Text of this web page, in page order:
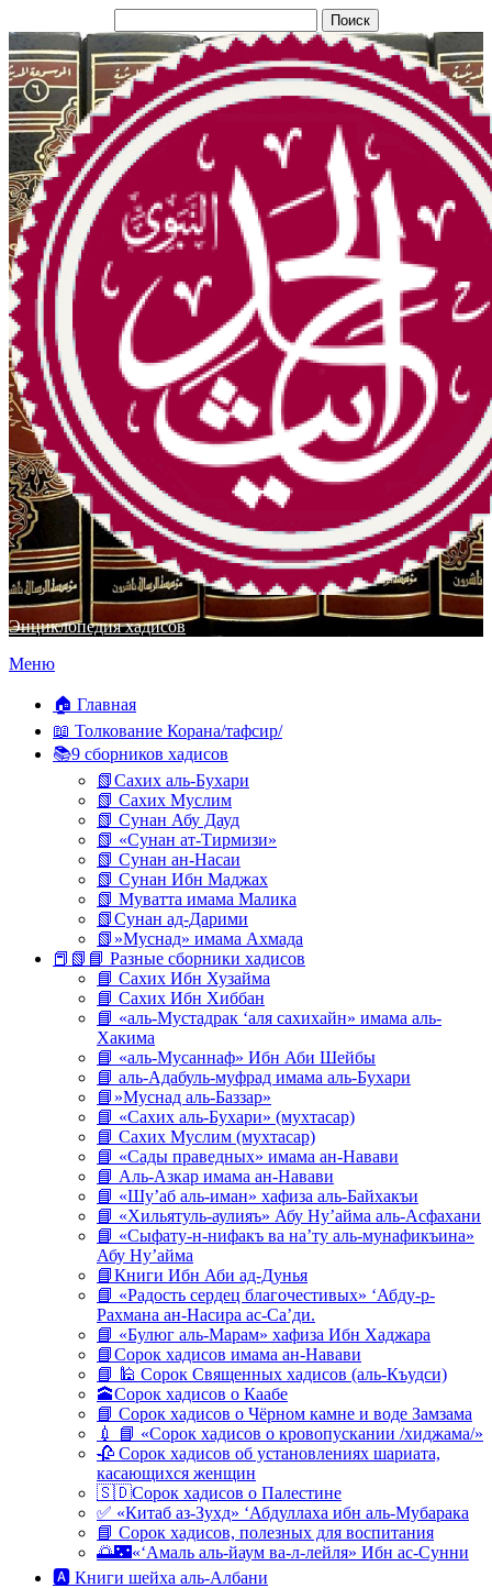
Энциклопедия хадисов
Перейти
содержимому
Меню
🏠 Главная
📖 Толкование Корана/тафсир/
📚9 сборников хадисов
📗Сахих аль-Бухари
📗 Сахих Муслим
📗 Сунан Абу Дауд
📗 «Сунан ат-Тирмизи»
📗 Сунан ан-Насаи
📗 Сунан Ибн Маджах
📗 Муватта имама Малика
📗Сунан ад-Дарими
📗»Муснад» имама Ахмада
📕📗📘 Разные сборники хадисов
📘 Сахих Ибн Хузайма
📘 Сахих Ибн Хиббан
📘 «аль-Мустадрак ‘аля сахихайн» имама аль-
Хакима
📘 «аль-Мусаннаф» Ибн Аби Шейбы
📘 аль-Адабуль-муфрад имама аль-Бухари
📘»Муснад аль-Баззар»
📘 «Сахих аль-Бухари» (мухтасар)
📘 Сахих Муслим (мухтасар)
📘 «Сады праведных» имама ан-Навави
📘 Аль-Азкар имама ан-Навави
📘 «Шу’аб аль-иман» хафиза аль-Байхакъи
📘 «Хильятуль-аулияъ» Абу Ну’айма аль-Асфахани
📘 «Сыфату-н-нифакъ ва на’ту аль-мунафикъина»
Абу Ну’айма
📘Книги Ибн Аби ад-Дунья
📘 «Радость сердец благочестивых» ‘Абду-р-
Рахмана ан-Насира ас-Са’ди.
📘 «Булюг аль-Марам» хафиза Ибн Хаджара
📘Сорок хадисов имама ан-Навави
📘 🕌 Сорок Священных хадисов (аль-Къудси)
🕋Сорок хадисов о Каабе
📘 Сорок хадисов о Чёрном камне и воде Замзама
💉 📘 «Сорок хадисов о кровопускании /хиджама/»
🥀 Сорок хадисов об установлениях шариата,
касающихся женщин
🇸🇩Сорок хадисов о Палестине
✅ «Китаб аз-Зухд» ‘Абдуллаха ибн аль-Мубарака
📘 Сорок хадисов, полезных для воспитания
🌅🌃«‘Амаль аль-йаум ва-л-лейля» Ибн ас-Сунни
🅰 Книги шейха аль-Албани